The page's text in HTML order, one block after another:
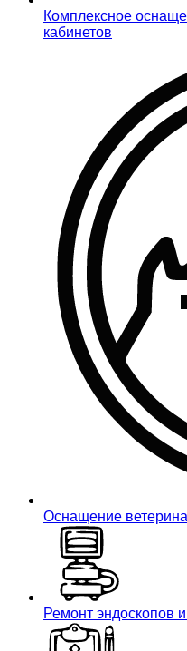
Комплексное
кабинетов
Оснащение
Ремонт эндоскопов